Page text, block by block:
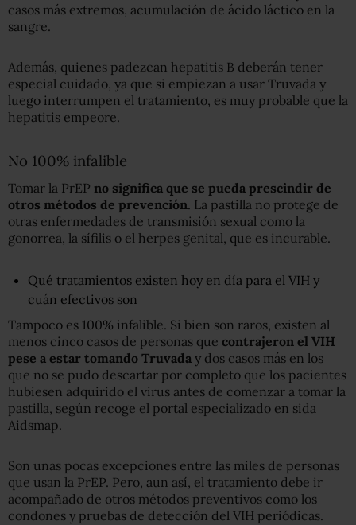
casos más extremos, acumulación de ácido láctico en la
sangre.
Además, quienes padezcan hepatitis B deberán tener
especial cuidado, ya que si empiezan a usar Truvada y
luego interrumpen el tratamiento, es muy probable que la
hepatitis empeore.
No 100% infalible
Tomar la PrEP no significa que se pueda prescindir de
otros métodos de prevención. La pastilla no protege de
otras enfermedades de transmisión sexual como la
gonorrea, la sífilis o el herpes genital, que es incurable.
Qué tratamientos existen hoy en día para el VIH y
cuán efectivos son
Tampoco es 100% infalible. Si bien son raros, existen al
menos cinco casos de personas que contrajeron el VIH
pese a estar tomando Truvada y dos casos más en los
que no se pudo descartar por completo que los pacientes
hubiesen adquirido el virus antes de comenzar a tomar la
pastilla, según recoge el portal especializado en sida
Aidsmap.
Son unas pocas excepciones entre las miles de personas
que usan la PrEP. Pero, aun así, el tratamiento debe ir
acompañado de otros métodos preventivos como los
condones y pruebas de detección del VIH periódicas.